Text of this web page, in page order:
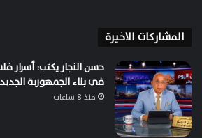
المشاركات الاخيرة
حسن النجار يكتب: أسرار
في بناء الجمهورية
منذ 8 ساعات